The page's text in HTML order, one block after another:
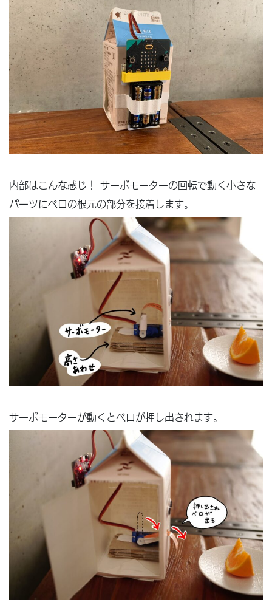
内部はこんな感じ！ サーボモーターの回転で動く小さな
パーツにベロの根元の部分を接着します。
サーボモーターが動くとベロが押し出されます。